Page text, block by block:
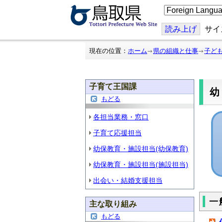
こ
の
ジ
を
翻
読み上げ サ
現在の位置： ホーム 県の組織と仕事 子ど
子育て王国課
もどる
各担当業務・窓口
子育て応援担当
幼保教育・施設担当(幼保教育)
幼保教育・施設担当(施設担当)
出会い・結婚支援担当
主な取り組み
もどる
一